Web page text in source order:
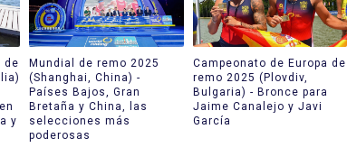
de
y
Mundial de remo 2025
(Shanghai, China) -
Países Bajos, Gran
Bretaña y China, las
selecciones más
poderosas
Campeonato de Europa de
remo 2025 (Plovdiv,
Bulgaria) - Bronce para
Jaime Canalejo y Javi
García